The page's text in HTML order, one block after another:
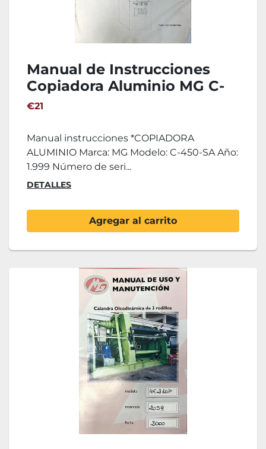
Manual de Instrucciones
Copiadora Aluminio MG C-
450-SA
€21
Manual instrucciones *COPIADORA
ALUMINIO Marca: MG Modelo: C-450-SA Año:
1.999 Número de seri...
DETALLES
Agregar al carrito